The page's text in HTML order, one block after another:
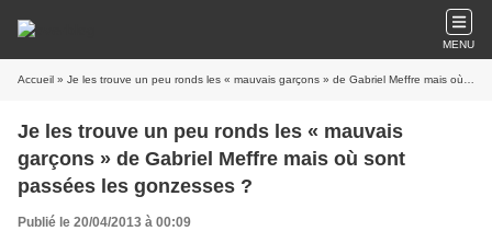
MENU
Accueil » Je les trouve un peu ronds les « mauvais garçons » de Gabriel Meffre mais où sont passées les gonzesses ?
Je les trouve un peu ronds les « mauvais
garçons » de Gabriel Meffre mais où sont
passées les gonzesses ?
Publié le 20/04/2013 à 00:09